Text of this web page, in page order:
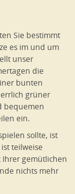
Sie bestimmt
es im und um
unser
die
bunten
grüner
bequemen
ein.
sollte, ist
teilweise
gemütlichen
nichts mehr